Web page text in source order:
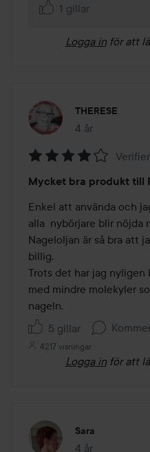
1 gillar
Logga in för att
THERESE
4 år
Inlägget
4
av
5
Mycket bra produkt till
Enkel att använda och
alla  nybörjare blir nöjda
Nageloljan är så bra att
billig.
Trots det har jag
med mindre molekyler
nageln.
5 gillar
4217 visningar
Logga in för att
Sara
4 år
Inlägget